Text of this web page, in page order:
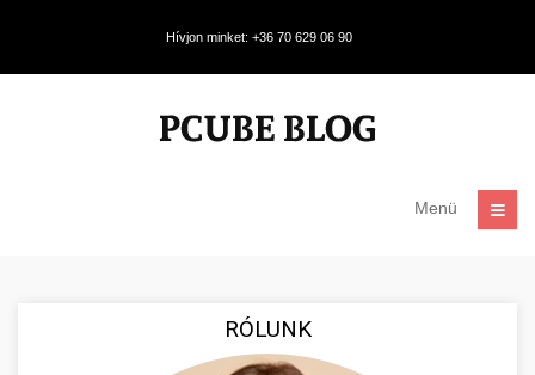
Hívjon minket: +36 70 629 06 90
Menü
RÓLUNK